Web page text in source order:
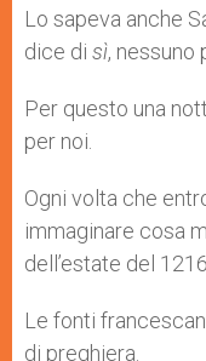
Lo sapeva anche
dice di sì, nessuno
Per questo una
per noi.
Ogni volta che
immaginare cosa
dell’estate del 1216.
Le fonti
di preghiera.